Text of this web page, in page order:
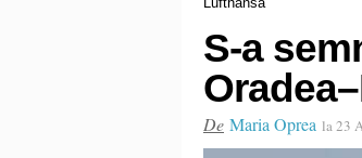
S-a
De Maria Oprea la 23